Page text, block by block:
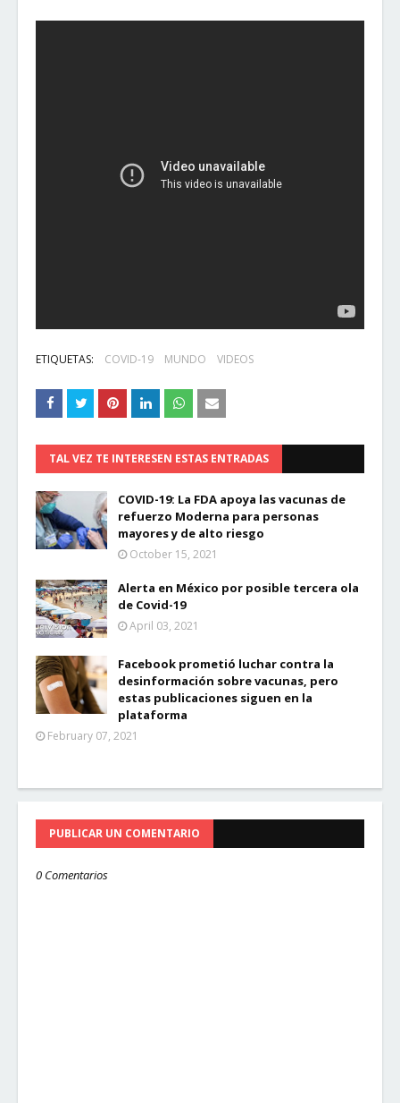
ETIQUETAS: COVID-19 MUNDO VIDEOS
TAL VEZ TE INTERESEN ESTAS ENTRADAS
COVID-19: La FDA apoya las vacunas de
refuerzo Moderna para personas
mayores y de alto riesgo
October 15, 2021
Alerta en México por posible tercera ola
de Covid-19
April 03, 2021
Facebook prometió luchar contra la
desinformación sobre vacunas, pero
estas publicaciones siguen en la
plataforma
February 07, 2021
PUBLICAR UN COMENTARIO
0 Comentarios